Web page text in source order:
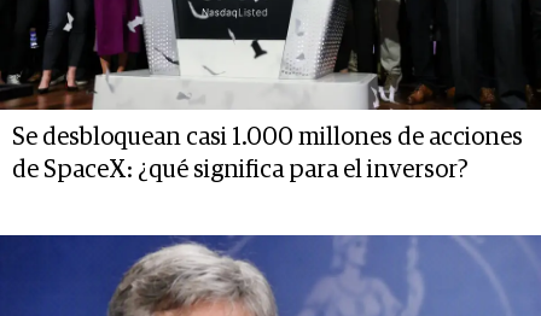
Se desbloquean casi 1.000 millones de acciones
de SpaceX: ¿qué significa para el inversor?